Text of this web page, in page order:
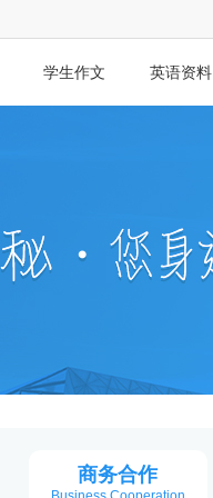
学生作文 英语资料
商务合作